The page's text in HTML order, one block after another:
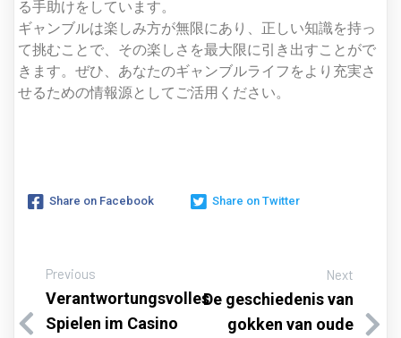
る手助けをしています。
ギャンブルは楽しみ方が無限にあり、正しい知識を持っ
て挑むことで、その楽しさを最大限に引き出すことがで
きます。ぜひ、あなたのギャンブルライフをより充実さ
せるための情報源としてご活用ください。
Share on Facebook Share on Twitter
Previous
Verantwortungsvolles
Spielen im Casino
Next
De geschiedenis van
gokken van oude